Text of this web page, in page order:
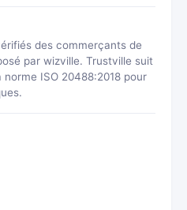
des commerçants de
par wizville. Trustville suit
ISO 20488:2018 pour